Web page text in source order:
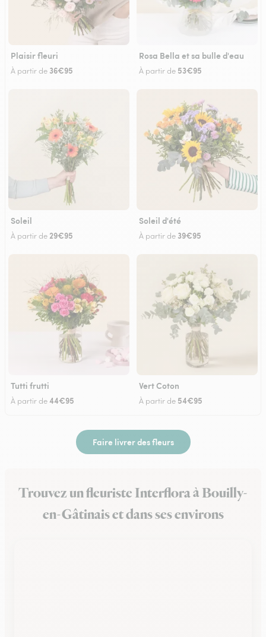
Plaisir fleuri
À partir de 36€95
Rosa Bella et sa bulle d'eau
À partir de 53€95
Soleil
À partir de 29€95
Soleil d'été
À partir de 39€95
Tutti frutti
À partir de44€95
Vert Coton
À partir de 54€95
Faire livrer des fleurs
Trouvez un fleuriste Interflora à Bouilly-
en-Gâtinais et dans ses environs